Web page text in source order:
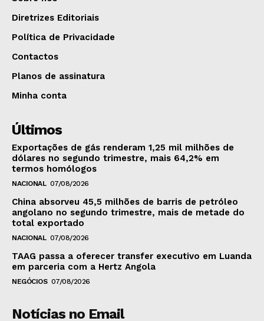
Diretrizes Editoriais
Política de Privacidade
Contactos
Planos de assinatura
Minha conta
Últimos
Exportações de gás renderam 1,25 mil milhões de
dólares no segundo trimestre, mais 64,2% em
termos homólogos
NACIONAL 07/08/2026
China absorveu 45,5 milhões de barris de petróleo
angolano no segundo trimestre, mais de metade do
total exportado
NACIONAL 07/08/2026
TAAG passa a oferecer transfer executivo em Luanda
em parceria com a Hertz Angola
NEGÓCIOS 07/08/2026
Notícias no Email